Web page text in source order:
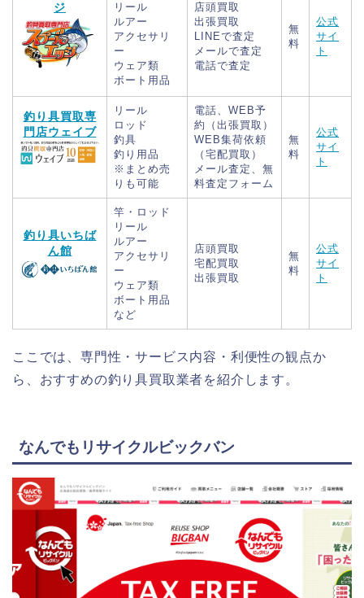
ジ
リール
ルアー
アクセサリ
ー
ウェア類
ボート用品
店頭買取
出張買取
LINEで査定
メールで査定
電話で査定
無
料
公式
サイ
ト
釣り具買取専
門店ウェイブ
リール
ロッド
釣具
釣り用品
※まとめ売
りも可能
電話、WEB予
約（出張買取）
WEB集荷依頼
（宅配買取）
メール査定、無
料査定フォーム
無
料
公式
サイ
ト
釣り具いちば
ん館
竿・ロッド
リール
ルアー
アクセサリ
ー
ウェア類
ボート用品
など
店頭買取
宅配買取
出張買取
無
料
公式
サイ
ト
ここでは、専門性・サービス内容・利便性の観点か
ら、おすすめの釣り具買取業者を紹介します。
なんでもリサイクルビックバン